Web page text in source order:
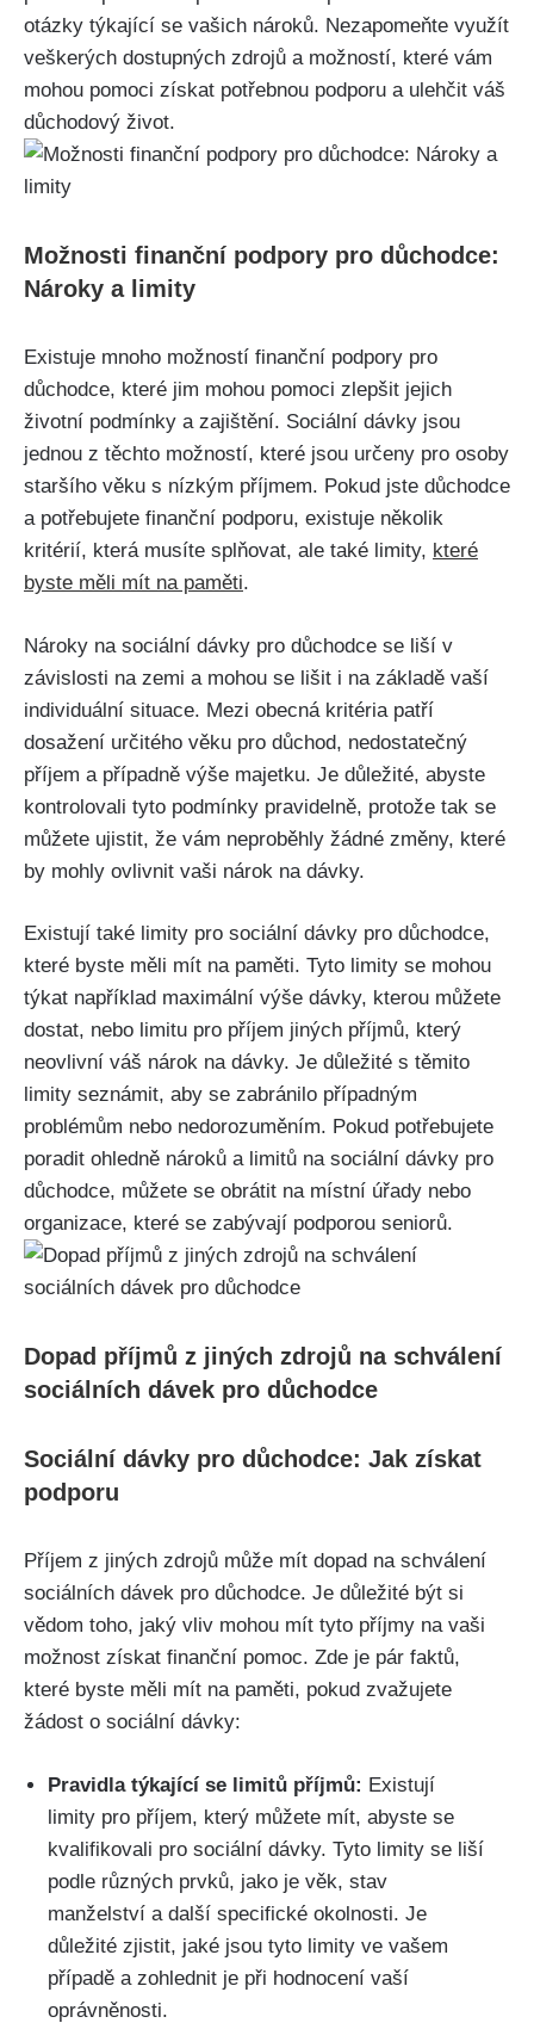
otázky týkající se vašich nároků. Nezapomeňte využít
veškerých dostupných zdrojů a možností, které vám
mohou pomoci získat potřebnou podporu a ulehčit váš
důchodový život.
Možnosti finanční podpory pro důchodce:
Nároky a limity
Existuje mnoho možností finanční podpory pro
důchodce, které jim mohou pomoci zlepšit jejich
životní podmínky a zajištění. Sociální dávky jsou
jednou z těchto možností, které jsou určeny pro osoby
staršího věku s nízkým příjmem. Pokud jste důchodce
a potřebujete finanční podporu, existuje několik
kritérií, která musíte splňovat, ale také limity, které
byste měli mít na paměti.
Nároky na sociální dávky pro důchodce se liší v
závislosti na zemi a mohou se lišit i na základě vaší
individuální situace. Mezi obecná kritéria patří
dosažení určitého věku pro důchod, nedostatečný
příjem a případně výše majetku. Je důležité, abyste
kontrolovali tyto podmínky pravidelně, protože tak se
můžete ujistit, že vám neproběhly žádné změny, které
by mohly ovlivnit vaši nárok na dávky.
Existují také limity pro sociální dávky pro důchodce,
které byste měli mít na paměti. Tyto limity se mohou
týkat například maximální výše dávky, kterou můžete
dostat, nebo limitu pro příjem jiných příjmů, který
neovlivní váš nárok na dávky. Je důležité s těmito
limity seznámit, aby se zabránilo případným
problémům nebo nedorozuměním. Pokud potřebujete
poradit ohledně nároků a limitů na sociální dávky pro
důchodce, můžete se obrátit na místní úřady nebo
organizace, které se zabývají podporou seniorů.
Dopad příjmů z jiných zdrojů na schválení
sociálních dávek pro důchodce
Sociální dávky pro důchodce: Jak získat
podporu
Příjem z jiných zdrojů může mít dopad na schválení
sociálních dávek pro důchodce. Je důležité být si
vědom toho, jaký vliv mohou mít tyto příjmy na vaši
možnost získat finanční pomoc. Zde je pár faktů,
které byste měli mít na paměti, pokud zvažujete
žádost o sociální dávky:
Pravidla týkající se limitů příjmů: Existují
limity pro příjem, který můžete mít, abyste se
kvalifikovali pro sociální dávky. Tyto limity se liší
podle různých prvků, jako je věk, stav
manželství a další specifické okolnosti. Je
důležité zjistit, jaké jsou tyto limity ve vašem
případě a zohlednit je při hodnocení vaší
oprávněnosti.